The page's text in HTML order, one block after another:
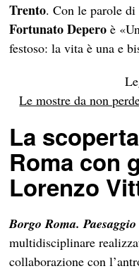
Trento. Con le parole di
Fortunato Depero è
festoso: la vita è una e
Le mostre da non
La
Roma con
Lorenzo
Borgo Roma.
multidisciplinare
collaborazione con